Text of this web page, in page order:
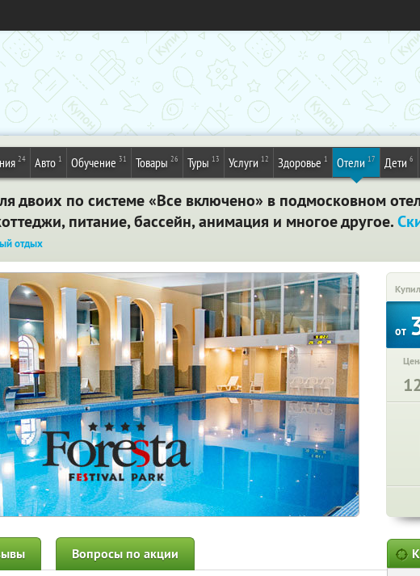
24 Авто 1 Обучение 31 Товары 26 Туры 13 Услуги 12 Здоровье 1 Отели 17 Дети 6
двоих по системе «Все включено» в подмосковном
питание, бассейн, анимация и многое другое.
отдых
от
Вопросы по акции